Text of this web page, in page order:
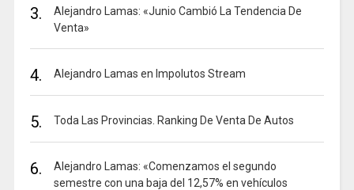
3.
Alejandro Lamas: «Junio Cambió La Tendencia De
Venta»
4. Alejandro Lamas en Impolutos Stream
5. Toda Las Provincias. Ranking De Venta De Autos
6.
Alejandro Lamas: «Comenzamos el segundo
semestre con una baja del 12,57% en vehículos